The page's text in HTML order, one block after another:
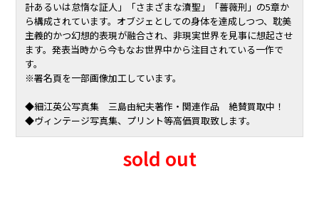
計あるいは怠惰な証人」「さまざまな瀆聖」「薔薇刑」の5章か
ら構成されています。オブジェとしての身体を達成しつつ、耽美
主義的かつ幻想的表現が融合され、非現実世界を見事に想起させ
ます。発表当時から今もなお世界中から注目されている一作で
す。
※署名頁を一部画像加工しています。
◆細江英公写真集 三島由紀夫著作・関連作品 絶賛買取中！
◆ヴィンテージ写真集、プリント等高価買取致します。
sold out